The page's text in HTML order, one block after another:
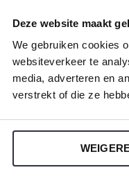
Deze website maakt
We gebruiken cookies
websiteverkeer te
media, adverteren en
verstrekt of die ze
Jeden